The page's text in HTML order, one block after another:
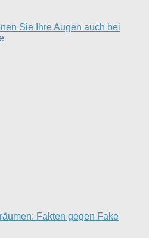
Sie Ihre Augen auch bei
Fakten gegen Fake